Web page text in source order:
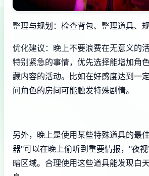
整理与规划：检查背包、整理道具、
优化建议：晚上不要浪费在无意义的
特别紧急的事情，优先选择能增加角
藏内容的活动。比如在好感度达到一
问角色的房间可能触发特殊剧情。
另外，晚上是使用某些特殊道具的最
器"可以在晚上偷听到重要情报，"夜
暗区域。合理使用这些道具能发现白